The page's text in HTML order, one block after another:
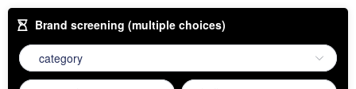
Brand screening (multiple choices)